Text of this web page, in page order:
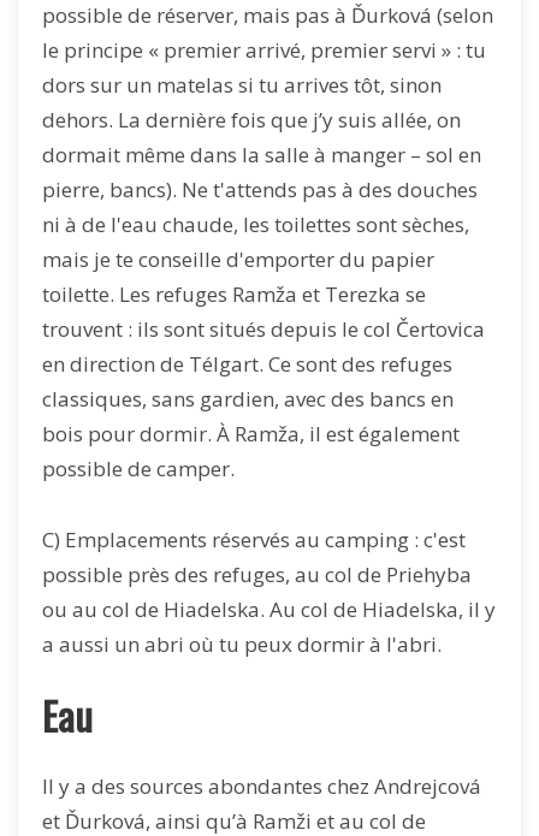
possible de réserver, mais pas à Ďurková (selon
le principe « premier arrivé, premier servi » : tu
dors sur un matelas si tu arrives tôt, sinon
dehors. La dernière fois que j’y suis allée, on
dormait même dans la salle à manger – sol en
pierre, bancs). Ne t'attends pas à des douches
ni à de l'eau chaude, les toilettes sont sèches,
mais je te conseille d'emporter du papier
toilette. Les refuges Ramža et Terezka se
trouvent : ils sont situés depuis le col Čertovica
en direction de Télgart. Ce sont des refuges
classiques, sans gardien, avec des bancs en
bois pour dormir. À Ramža, il est également
possible de camper.
C) Emplacements réservés au camping : c'est
possible près des refuges, au col de Priehyba
ou au col de Hiadelska. Au col de Hiadelska, il y
a aussi un abri où tu peux dormir à l'abri.
Eau
Il y a des sources abondantes chez Andrejcová
et Ďurková, ainsi qu’à Ramži et au col de